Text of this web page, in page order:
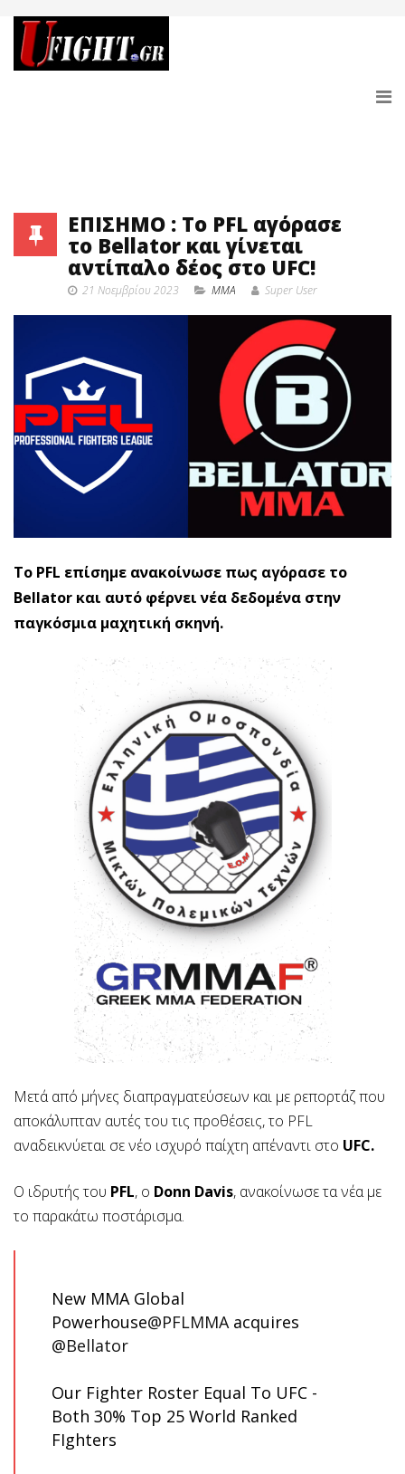
ΕΠΙΣΗΜΟ : To PFL αγόρασε
το Bellator και γίνεται
αντίπαλο δέος στο UFC!
21 Νοεμβρίου 2023 MMA Super User
To PFL επίσημε ανακοίνωσε πως αγόρασε το
Bellator και αυτό φέρνει νέα δεδομένα στην
παγκόσμια μαχητική σκηνή.
Μετά από μήνες διαπραγματεύσεων και με ρεπορτάζ που
αποκάλυπταν αυτές του τις προθέσεις, το PFL
αναδεικνύεται σε νέο ισχυρό παίχτη απέναντι στο UFC.
Ο ιδρυτής του PFL, ο Donn Davis, ανακοίνωσε τα νέα με
το παρακάτω ποστάρισμα.
New MMA Global
Powerhouse@PFLMMA acquires
@Bellator
Our Fighter Roster Equal To UFC -
Both 30% Top 25 World Ranked
FIghters